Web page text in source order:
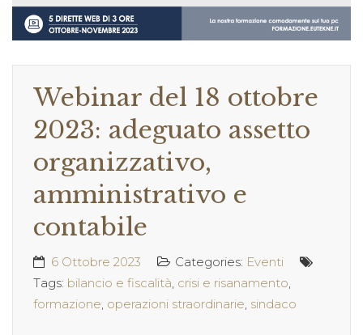
Webinar del 18 ottobre
2023: adeguato assetto
organizzativo,
amministrativo e
contabile
6 Ottobre 2023 Categories: Eventi
Tags: bilancio e fiscalità, crisi e risanamento,
formazione, operazioni straordinarie, sindaco